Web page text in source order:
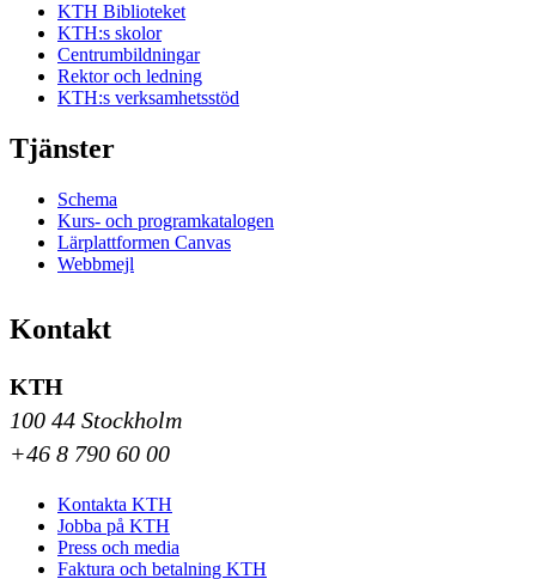
KTH Biblioteket
KTH:s skolor
Centrumbildningar
Rektor och ledning
KTH:s verksamhetsstöd
Tjänster
Schema
Kurs- och programkatalogen
Lärplattformen Canvas
Webbmejl
Kontakt
KTH
100 44 Stockholm
+46 8 790 60 00
Kontakta KTH
Jobba på KTH
Press och media
Faktura och betalning KTH